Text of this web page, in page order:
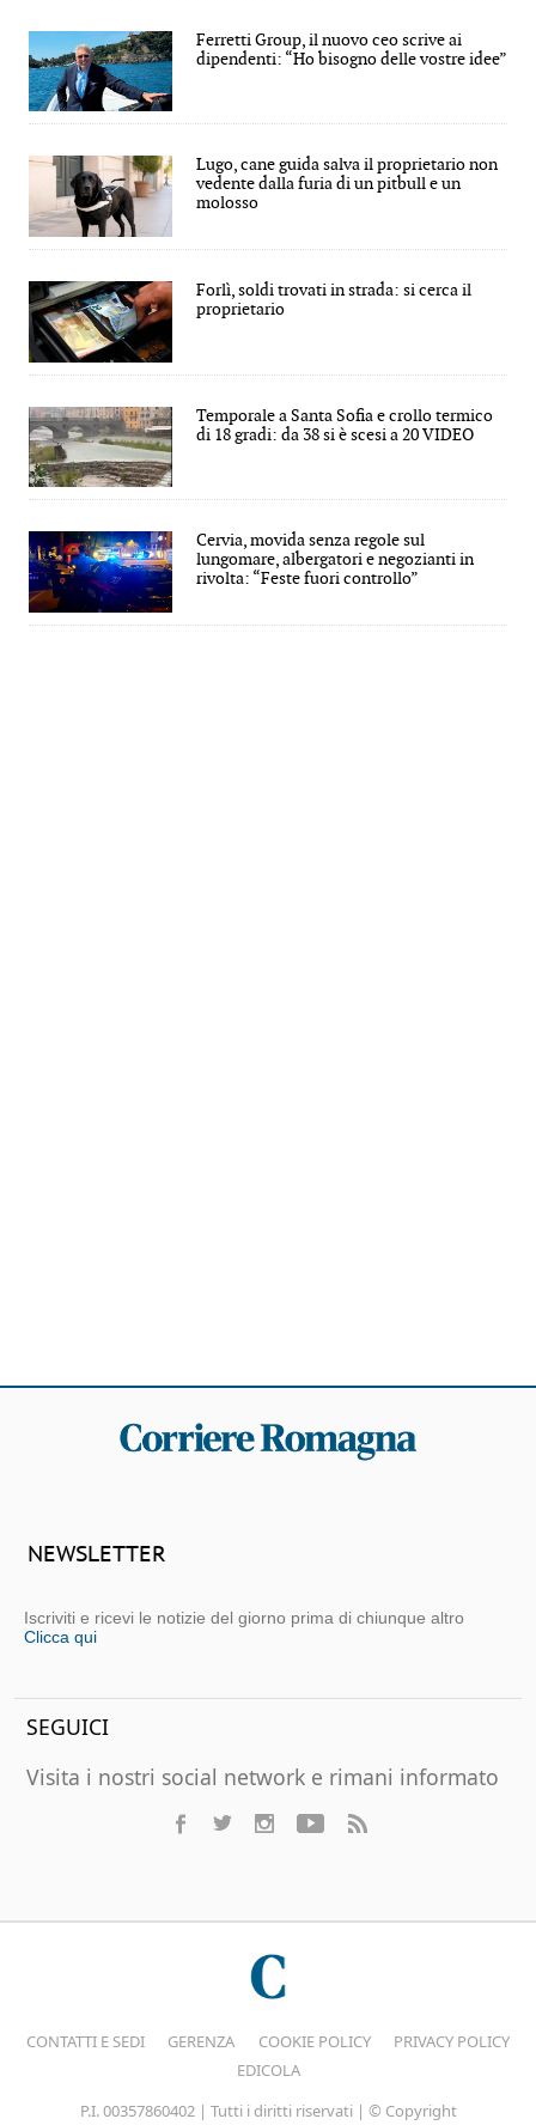
Ferretti Group, il nuovo ceo scrive ai
dipendenti: “Ho bisogno delle vostre idee”
Lugo, cane guida salva il proprietario non
vedente dalla furia di un pitbull e un
molosso
Forlì, soldi trovati in strada: si cerca il
proprietario
Temporale a Santa Sofia e crollo termico
di 18 gradi: da 38 si è scesi a 20 VIDEO
Cervia, movida senza regole sul
lungomare, albergatori e negozianti in
rivolta: “Feste fuori controllo”
NEWSLETTER
Iscriviti e ricevi le notizie del giorno prima di chiunque altro
Clicca qui
SEGUICI
Visita i nostri social network e rimani informato
CONTATTI E SEDI GERENZA COOKIE POLICY
PRIVACY POLICY
EDICOLA
P.I. 00357860402 | Tutti i diritti riservati | © Copyright